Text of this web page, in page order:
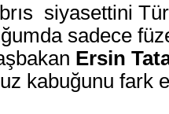
siyasettini
sadece
Ersin
kabuğunu fark